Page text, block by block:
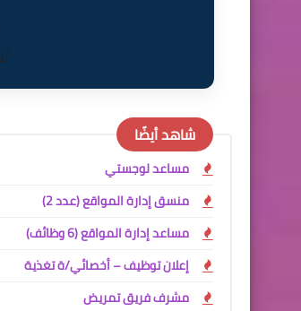
شاهد أيضًا
مساعد لوجستي
منسق إدارة المواقع (عدد 2)
مساعد إدارة المواقع (6 وظائف)
إعلان توظيف – أخصائي/ة تغذية
مشرف فريق تمريض